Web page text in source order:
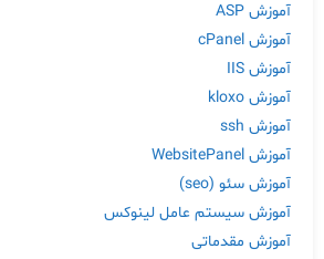
آموزش ASP
آموزش cPanel
آموزش IIS
آموزش kloxo
آموزش ssh
آموزش WebsitePanel
آموزش سئو (seo)
آموزش سیستم عامل لینوکس
آموزش مقدماتی